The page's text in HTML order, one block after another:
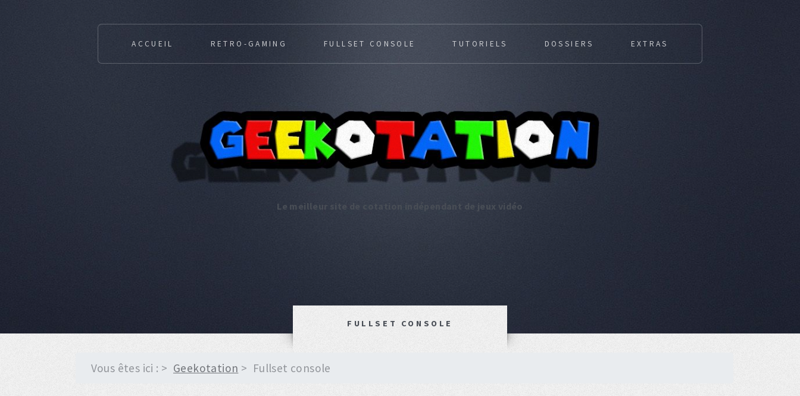
Le meilleur site de cotation indépendant de jeux vidéo
ACCUEIL RETRO-GAMING FULLSET CONSOLE TUTORIELS DOSSIERS EXTRAS
FULLSET CONSOLE
Vous êtes ici : Geekotation Fullset console